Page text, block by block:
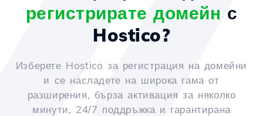
регистрирате домейн с
Hostico?
Изберете Hostico за регистрация на домейни
и се насладете на широка гама от
разширения, бърза активация за няколко
минути, 24/7 поддръжка и гарантирана